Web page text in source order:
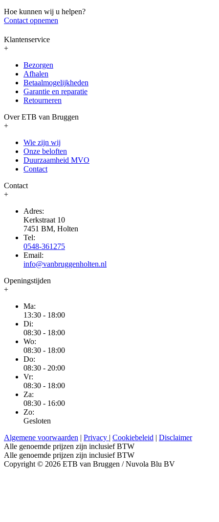
Hoe kunnen wij u helpen?
Contact opnemen
Klantenservice
+
Bezorgen
Afhalen
Betaalmogelijkheden
Garantie en reparatie
Retourneren
Over ETB van Bruggen
+
Wie zijn wij
Onze beloften
Duurzaamheid MVO
Contact
Contact
+
Adres:
Kerkstraat 10
7451 BM, Holten
Tel:
0548-361275
Email:
info@vanbruggenholten.nl
Openingstijden
+
Ma:
13:30 - 18:00
Di:
08:30 - 18:00
Wo:
08:30 - 18:00
Do:
08:30 - 20:00
Vr:
08:30 - 18:00
Za:
08:30 - 16:00
Zo:
Gesloten
Algemene voorwaarden | Privacy | Cookiebeleid | Disclaimer
Alle genoemde prijzen zijn inclusief BTW
Alle genoemde prijzen zijn inclusief BTW
Copyright © 2026 ETB van Bruggen / Nuvola Blu BV